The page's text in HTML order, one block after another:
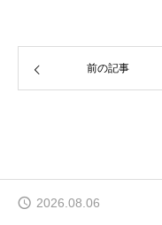
前の記事
2026.08.06